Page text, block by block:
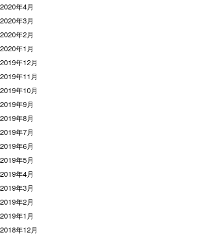
2020年4月
2020年3月
2020年2月
2020年1月
2019年12月
2019年11月
2019年10月
2019年9月
2019年8月
2019年7月
2019年6月
2019年5月
2019年4月
2019年3月
2019年2月
2019年1月
2018年12月